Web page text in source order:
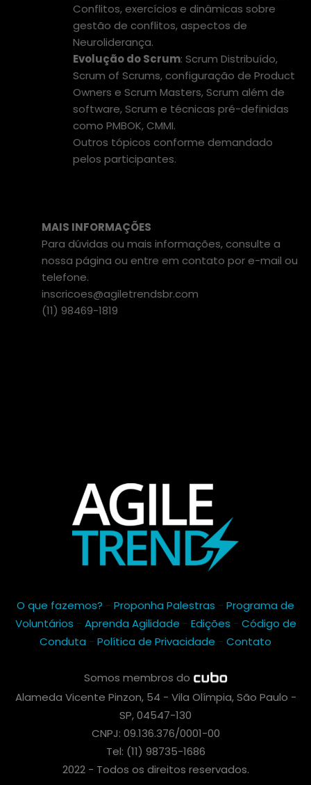
Conflitos, exercícios e dinâmicas sobre
gestão de conflitos, aspectos de
Neuroliderança.
Evolução do Scrum: Scrum Distribuído,
Scrum of Scrums, configuração de Product
Owners e Scrum Masters, Scrum além de
software, Scrum e técnicas pré-definidas
como PMBOK, CMMI.
Outros tópicos conforme demandado
pelos participantes.
MAIS INFORMAÇÕES
Para dúvidas ou mais informações, consulte a
nossa página ou entre em contato por e-mail ou
telefone.
inscricoes@agiletrendsbr.com
(11) 98469-1819
O que fazemos? - Proponha Palestras - Programa de
Voluntários - Aprenda Agilidade - Edições - Código de
Conduta - Política de Privacidade - Contato
Somos membros do
Alameda Vicente Pinzon, 54 - Vila Olímpia, São Paulo -
SP, 04547-130
CNPJ: 09.136.376/0001-00
Tel: (11) 98735-1686
2022 - Todos os direitos reservados.